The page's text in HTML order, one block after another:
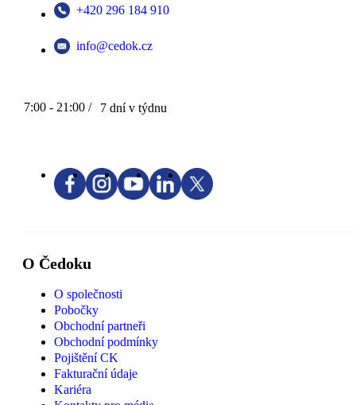
+420 296 184 910
info@cedok.cz
7:00 - 21:00 / 7 dní v týdnu
O Čedoku
O společnosti
Pobočky
Obchodní partneři
Obchodní podmínky
Pojištění CK
Fakturační údaje
Kariéra